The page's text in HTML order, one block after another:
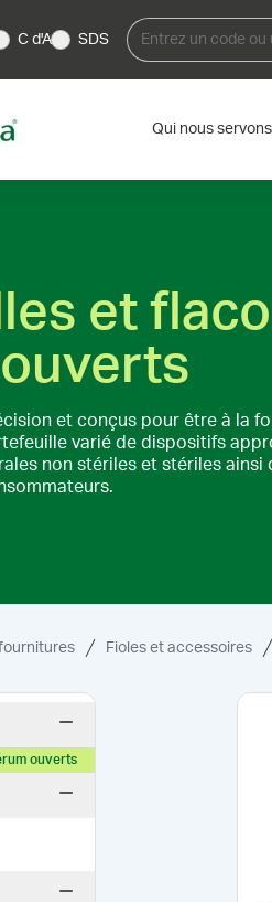
C d'A SDS
Qui nous servons
et
et conçus pour être à la
varié de dispositifs
non stériles et stériles ainsi
Fioles et accessoires
ouverts